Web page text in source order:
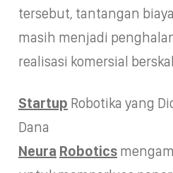
tersebut, tantangan
masih menjadi
realisasi komersial
Startup Robotika yang
Dana
Neura Robotics